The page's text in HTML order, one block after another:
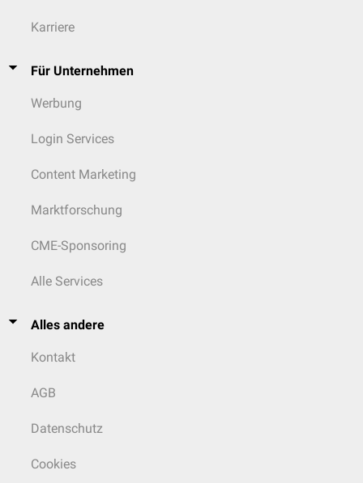
Karriere
Für Unternehmen
Werbung
Login Services
Content Marketing
Marktforschung
CME-Sponsoring
Alle Services
Alles andere
Kontakt
AGB
Datenschutz
Cookies